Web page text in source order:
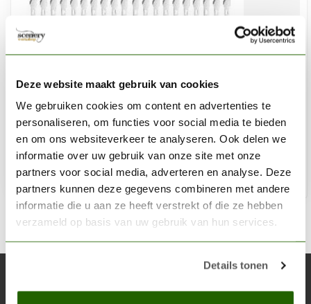
Deze website maakt gebruik van cookies
We gebruiken cookies om content en advertenties te
personaliseren, om functies voor social media te bieden
en om ons websiteverkeer te analyseren. Ook delen we
informatie over uw gebruik van onze site met onze
partners voor social media, adverteren en analyse. Deze
partners kunnen deze gegevens combineren met andere
informatie die u aan ze heeft verstrekt of die ze hebben
verzameld op basis van uw gebruik van hun services.
Details tonen
Valuepack Fine Point Blades (#11) - 100x -
PKN1711/100
€34,90
Op voorraad